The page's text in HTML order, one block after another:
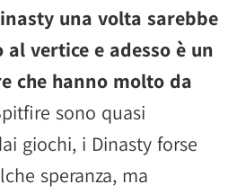
una volta sarebbe
vertice e adesso è un
che hanno molto da
sono quasi
giochi, i Dinasty forse
speranza, ma